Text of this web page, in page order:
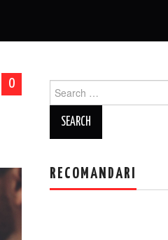
0
for:
RECOMANDARI